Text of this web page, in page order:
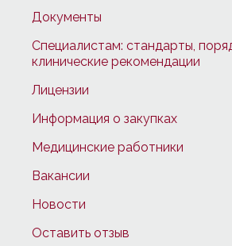
Документы
Специалистам: стандарты,
клинические рекомендации
Лицензии
Информация о закупках
Медицинские работники
Вакансии
Новости
Оставить отзыв